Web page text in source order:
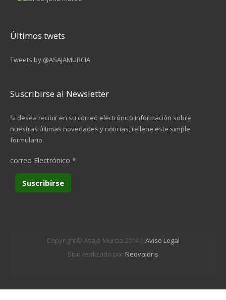
Últimos twets
Tweets by @ASAJAMURCIA
Suscribirse al Newsletter
Si desea recibir en su correo electrónico información sobre
nuestras últimas novedades y noticias, rellene este simple
formulario.
correo Electrónico *
Copyright© Asaja Murcia 2014 | Aviso Legal
Sitio realizado por Neovaloris